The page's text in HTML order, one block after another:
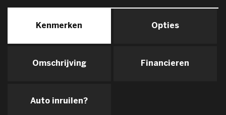
Kenmerken Opties
Omschrijving Financieren
Auto inruilen?